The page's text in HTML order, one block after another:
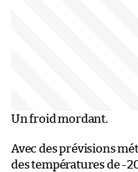
Un froid mordant.
Avec des prévisions
des températures de -